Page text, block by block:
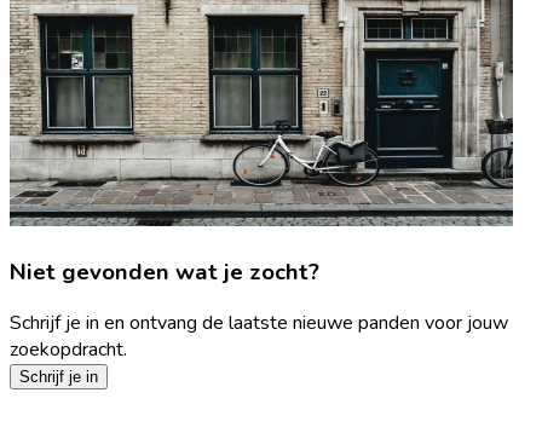
Niet gevonden wat je zocht?
Schrijf je in en ontvang de laatste nieuwe panden voor jouw
zoekopdracht.
Schrijf je in